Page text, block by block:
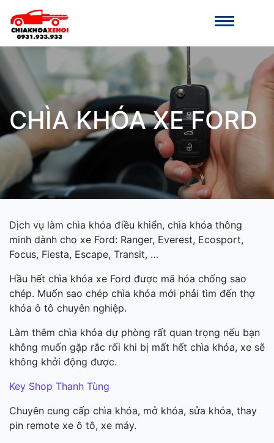
CHÌA KHÓA XE FORD
Dịch vụ làm chìa khóa điều khiển, chìa khóa thông
minh dành cho xe Ford: Ranger, Everest, Ecosport,
Focus, Fiesta, Escape, Transit, …
Hầu hết chìa khóa xe Ford được mã hóa chống sao
chép. Muốn sao chép chìa khóa mới phải tìm đến thợ
khóa ô tô chuyên nghiệp.
Làm thêm chìa khóa dự phòng rất quan trọng nếu bạn
không muốn gặp rắc rối khi bị mất hết chìa khóa, xe sẽ
không khởi động được.
Key Shop Thanh Tùng
Chuyên cung cấp chìa khóa, mở khóa, sửa khóa, thay
pin remote xe ô tô, xe máy.